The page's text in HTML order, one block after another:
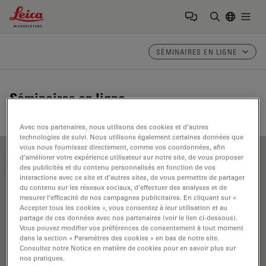
Leica Microsystems Logo
SÉMINAIRES EN LIGNE
Séminaires en ligne
FILTER ARTICLES
DM6 FS
Avec nos partenaires, nous utilisons des cookies et d’autres
technologies de suivi. Nous utilisons également certaines données que
vous nous fournissez directement, comme vos coordonnées, afin
d’améliorer votre expérience utilisateur sur notre site, de vous proposer
des publicités et du contenu personnalisés en fonction de vos
interactions avec ce site et d’autres sites, de vous permettre de partager
du contenu sur les réseaux sociaux, d’effectuer des analyses et de
mesurer l’efficacité de nos campagnes publicitaires. En cliquant sur «
Accepter tous les cookies », vous consentez à leur utilisation et au
partage de ces données avec nos partenaires (voir le lien ci-dessous).
Vous pouvez modifier vos préférences de consentement à tout moment
dans la section « Paramètres des cookies » en bas de notre site.
Consultez notre Notice en matière de cookies pour en savoir plus sur
nos pratiques.